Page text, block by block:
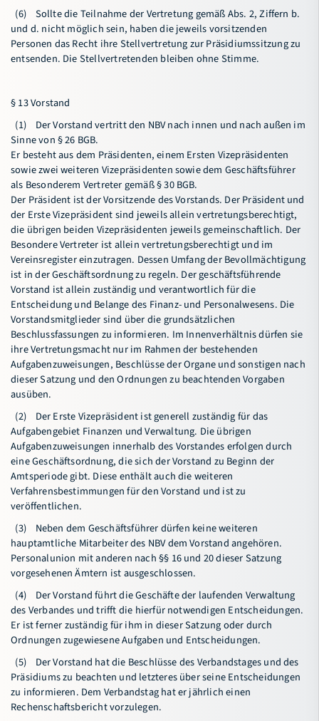
(6) Sollte die Teilnahme der Vertretung gemäß Abs. 2, Ziffern b.
und d. nicht möglich sein, haben die jeweils vorsitzenden
Personen das Recht ihre Stellvertretung zur Präsidiumssitzung zu
entsenden. Die Stellvertretenden bleiben ohne Stimme.
§ 13 Vorstand
(1) Der Vorstand vertritt den NBV nach innen und nach außen im
Sinne von § 26 BGB.
Er besteht aus dem Präsidenten, einem Ersten Vizepräsidenten
sowie zwei weiteren Vizepräsidenten sowie dem Geschäftsführer
als Besonderem Vertreter gemäß § 30 BGB.
Der Präsident ist der Vorsitzende des Vorstands. Der Präsident und
der Erste Vizepräsident sind jeweils allein vertretungsberechtigt,
die übrigen beiden Vizepräsidenten jeweils gemeinschaftlich. Der
Besondere Vertreter ist allein vertretungsberechtigt und im
Vereinsregister einzutragen. Dessen Umfang der Bevollmächtigung
ist in der Geschäftsordnung zu regeln. Der geschäftsführende
Vorstand ist allein zuständig und verantwortlich für die
Entscheidung und Belange des Finanz- und Personalwesens. Die
Vorstandsmitglieder sind über die grundsätzlichen
Beschlussfassungen zu informieren. Im Innenverhältnis dürfen sie
ihre Vertretungsmacht nur im Rahmen der bestehenden
Aufgabenzuweisungen, Beschlüsse der Organe und sonstigen nach
dieser Satzung und den Ordnungen zu beachtenden Vorgaben
ausüben.
(2) Der Erste Vizepräsident ist generell zuständig für das
Aufgabengebiet Finanzen und Verwaltung. Die übrigen
Aufgabenzuweisungen innerhalb des Vorstandes erfolgen durch
eine Geschäftsordnung, die sich der Vorstand zu Beginn der
Amtsperiode gibt. Diese enthält auch die weiteren
Verfahrensbestimmungen für den Vorstand und ist zu
veröffentlichen.
(3) Neben dem Geschäftsführer dürfen keine weiteren
hauptamtliche Mitarbeiter des NBV dem Vorstand angehören.
Personalunion mit anderen nach §§ 16 und 20 dieser Satzung
vorgesehenen Ämtern ist ausgeschlossen.
(4) Der Vorstand führt die Geschäfte der laufenden Verwaltung
des Verbandes und trifft die hierfür notwendigen Entscheidungen.
Er ist ferner zuständig für ihm in dieser Satzung oder durch
Ordnungen zugewiesene Aufgaben und Entscheidungen.
(5) Der Vorstand hat die Beschlüsse des Verbandstages und des
Präsidiums zu beachten und letzteres über seine Entscheidungen
zu informieren. Dem Verbandstag hat er jährlich einen
Rechenschaftsbericht vorzulegen.